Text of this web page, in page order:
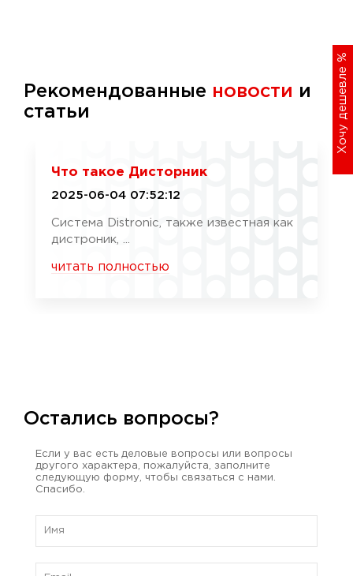
Хочу дешевле
%
Рекомендованные новости и
статьи
Что такое Дисторник
2025-06-04 07:52:12
Система Distronic, также известная как
дистроник, ...
читать полностью
Остались вопросы?
Если у вас есть деловые вопросы или вопросы
другого характера, пожалуйста, заполните
следующую форму, чтобы связаться с нами.
Спасибо.